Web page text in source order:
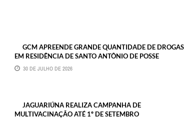
GCM APREENDE GRANDE QUANTIDADE DE DROGAS
EM RESIDÊNCIA DE SANTO ANTÔNIO DE POSSE
30 DE JULHO DE 2026
JAGUARIÚNA REALIZA CAMPANHA DE
MULTIVACINAÇÃO ATÉ 1º DE SETEMBRO